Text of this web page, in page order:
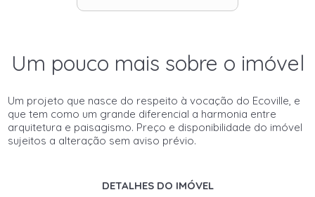
Um pouco mais sobre o imóvel
Um projeto que nasce do respeito à vocação do Ecoville, e
que tem como um grande diferencial a harmonia entre
arquitetura e paisagismo. Preço e disponibilidade do imóvel
sujeitos a alteração sem aviso prévio.
DETALHES DO IMÓVEL